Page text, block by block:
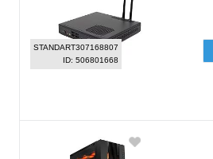
STANDART307168807
ID: 506801668